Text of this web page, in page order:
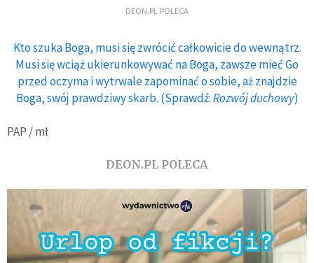
DEON.PL POLECA
Kto szuka Boga, musi się zwrócić całkowicie do wewnątrz.
Musi się wciąż ukierunkowywać na Boga, zawsze mieć Go
przed oczyma i wytrwale zapominać o sobie, aż znajdzie
Boga, swój prawdziwy skarb. (Sprawdź:Rozwój duchowy)
PAP / mł
DEON.PL POLECA